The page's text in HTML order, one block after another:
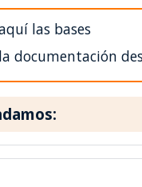
las bases
documentación